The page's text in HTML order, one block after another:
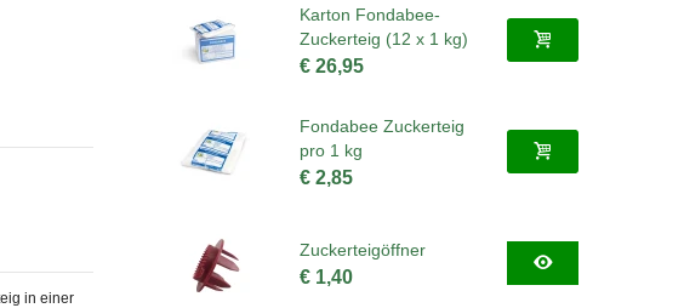
in einer
Karton Fondabee-
Zuckerteig (12 x 1 kg)
€ 26,95
Fondabee Zuckerteig
pro 1 kg
€ 2,85
Zuckerteigöffner
€ 1,40